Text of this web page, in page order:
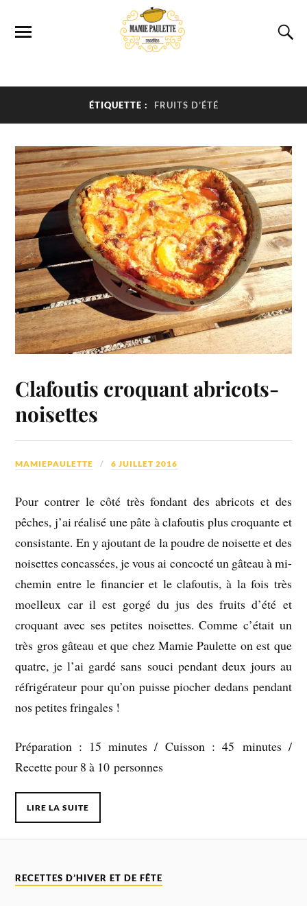
ÉTIQUETTE : FRUITS D’ÉTÉ
Clafoutis croquant abricots-
noisettes
MAMIEPAULETTE 6 JUILLET 2016
Pour contrer le côté très fondant des abricots et des
pêches, j’ai réalisé une pâte à clafoutis plus croquante et
consistante. En y ajoutant de la poudre de noisette et des
noisettes concassées, je vous ai concocté un gâteau à mi-
chemin entre le financier et le clafoutis, à la fois très
moelleux car il est gorgé du jus des fruits d’été et
croquant avec ses petites noisettes. Comme c’était un
très gros gâteau et que chez Mamie Paulette on est que
quatre, je l’ai gardé sans souci pendant deux jours au
réfrigérateur pour qu’on puisse piocher dedans pendant
nos petites fringales !
Préparation : 15 minutes / Cuisson : 45 minutes /
Recette pour 8 à 10 personnes
LIRE LA SUITE
RECETTES D’HIVER ET DE FÊTE